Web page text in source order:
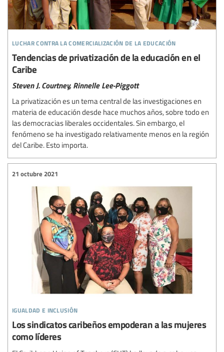
luchar contra la comercialización de la educación
Tendencias de privatización de la educación en el
Caribe
Steven J. Courtney, Rinnelle Lee-Piggott
La privatización es un tema central de las investigaciones en
materia de educación desde hace muchos años, sobre todo en
las democracias liberales occidentales. Sin embargo, el
fenómeno se ha investigado relativamente menos en la región
del Caribe. Esto importa.
igualdad e inclusión
21 octubre 2021
Los sindicatos caribeños empoderan a las mujeres
como líderes